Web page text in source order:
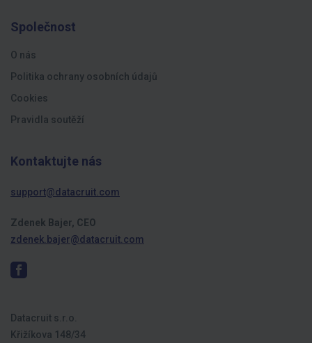
Společnost
O nás
Politika ochrany osobních údajů
Cookies
Pravidla soutěží
Kontaktujte nás
support@datacruit.com
Zdenek Bajer, CEO
zdenek.bajer@datacruit.com
Datacruit s.r.o.
Křižíkova 148/34